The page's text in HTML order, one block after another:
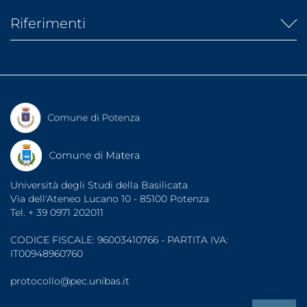
Banca dati AlmaLaurea
Banca dati laureati
Banca dati tirocini
Fatturazione elettronica
Rubrica telefonica
Segreterie studenti
Consigliera di Fiducia
Sportello di Ascolto
Riferimenti
Organizzazioni Sindacali
Note legali
Protezione dati
Accessibilità
Università degli Studi della Basilicata
Via dell'Ateneo Lucano 10 - 85100 Potenza
Tel. + 39 0971 202011
CODICE FISCALE: 96003410766 - PARTITA IVA:
IT00948960760
protocollo@pec.unibas.it